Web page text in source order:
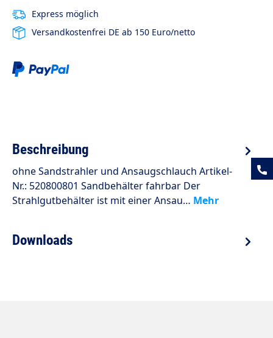
Express möglich
Versandkostenfrei DE ab 150 Euro/netto
Beschreibung
ohne Sandstrahler und Ansaugschlauch Artikel-
Nr.: 520800801 Sandbehälter fahrbar Der
Strahlgutbehälter ist mit einer Ansau… Mehr
Downloads